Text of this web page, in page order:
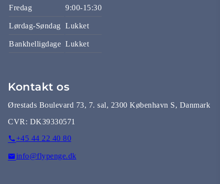
Fredag 9:00-15:30
Lørdag-Søndag Lukket
Bankhelligdage Lukket
Kontakt os
Ørestads Boulevard 73, 7. sal, 2300 København S, Danmark
CVR: DK39330571
+45 44 22 40 80
info@flypenge.dk